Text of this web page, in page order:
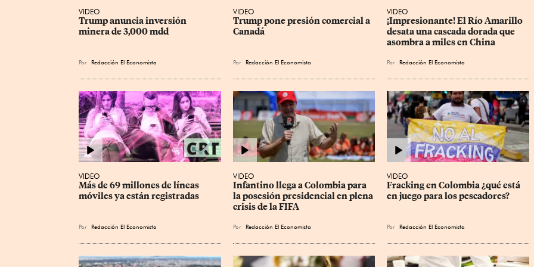
VIDEO
Trump anuncia inversión
minera de 3,000 mdd
Por Redacción El Economista
VIDEO
Trump pone presión comercial a
Canadá
Por Redacción El Economista
VIDEO
¡Impresionante! El Río Amarillo
desata una cascada dorada que
asombra a miles en China
Por Redacción El Economista
VIDEO
Más de 69 millones de líneas
móviles ya están registradas
Por Redacción El Economista
VIDEO
Infantino llega a Colombia para
la posesión presidencial en plena
crisis de la FIFA
Por Redacción El Economista
VIDEO
Fracking en Colombia ¿qué está
en juego para los pescadores?
Por Redacción El Economista